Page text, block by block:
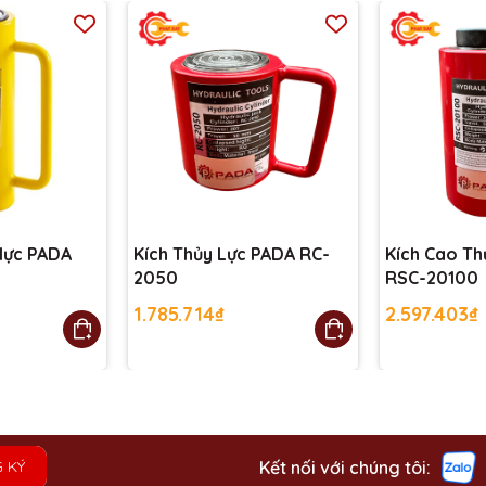
PADA
Kích Thủy Lực PADA RC-
2050
1.785.714₫
Kích Cao
RSC-20100
2.597.403₫
KÝ Kết nối với chúng tôi: